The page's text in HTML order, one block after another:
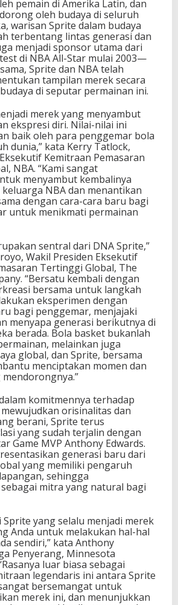
pemain di Amerika Latin, dan
oleh budaya di seluruh
warisan Sprite dalam budaya
terbentang lintas generasi dan
menjadi sponsor utama dari
di NBA All-Star mulai 2003—
Sprite dan NBA telah
tampilan merek secara
di seputar permainan ini.
merek yang menyambut
ekspresi diri. Nilai-nilai ini
baik oleh para penggemar bola
dunia,” kata Kerry Tatlock,
Kemitraan Pemasaran
NBA. “Kami sangat
menyambut kembalinya
NBA dan menantikan
dengan cara-cara baru bagi
untuk menikmati permainan
sentral dari DNA Sprite,”
Wakil Presiden Eksekutif
Tertinggi Global, The
“Bersatu kembali dengan
bersama untuk langkah
eksperimen dengan
bagi penggemar, menjajaki
menyapa generasi berikutnya di
berada. Bola basket bukanlah
melainkan juga
global, dan Sprite, bersama
menciptakan momen dan
komitmennya terhadap
orisinalitas dan
berani, Sprite terus
yang sudah terjalin dengan
Game MVP Anthony Edwards.
generasi baru dari
yang memiliki pengaruh
sehingga
mitra yang natural bagi
Sprite yang selalu menjadi merek
Anda untuk melakukan hal-hal
sendiri,” kata Anthony
Penyerang, Minnesota
luar biasa sebagai
legendaris ini antara Sprite
bersemangat untuk
merek ini, dan menunjukkan